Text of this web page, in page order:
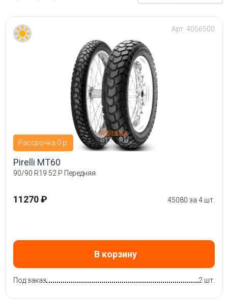
Рассрочка 0 р.
Арт: 4056500
Pirelli MT60
90/90 R19 52 P Передняя
11270 ₽ 45080 за 4 шт.
В корзину
Под заказ 2 шт.